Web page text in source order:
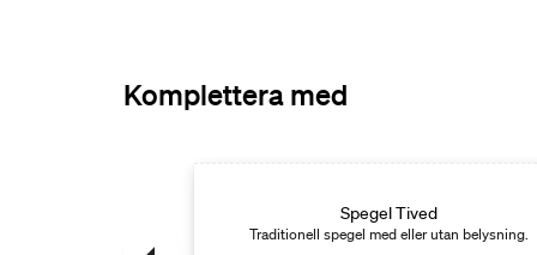
Komplettera med
Spegel Tived
Traditionell spegel med eller utan belysning.